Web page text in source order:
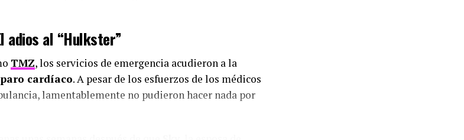
adios al “Hulkster”
TMZ, los servicios de emergencia acudieron a la
paro cardíaco. A pesar de los esfuerzos de los médicos
lamentablemente no pudieron hacer nada por